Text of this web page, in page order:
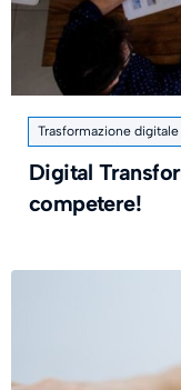
Trasformazione digitale
Digital
competere!